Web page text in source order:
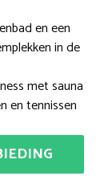
en een
in de
met sauna
en tennissen